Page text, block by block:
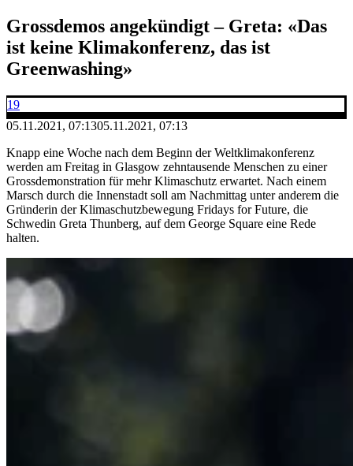
Grossdemos angekündigt – Greta: «Das
ist keine Klimakonferenz, das ist
Greenwashing»
19
05.11.2021, 07:1305.11.2021, 07:13
Knapp eine Woche nach dem Beginn der Weltklimakonferenz
werden am Freitag in Glasgow zehntausende Menschen zu einer
Grossdemonstration für mehr Klimaschutz erwartet. Nach einem
Marsch durch die Innenstadt soll am Nachmittag unter anderem die
Gründerin der Klimaschutzbewegung Fridays for Future, die
Schwedin Greta Thunberg, auf dem George Square eine Rede
halten.